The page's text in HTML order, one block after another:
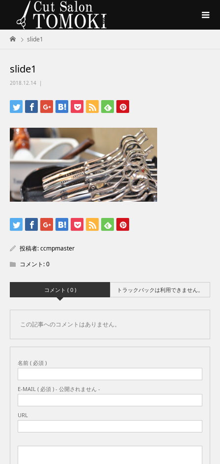
slide1
slide1
2018.12.14
投稿者:ccmpmaster
コメント:0
コメント ( 0 ) トラックバックは利用できません。
この記事へのコメントはありません。
名前 ( 必須 )
E-MAIL ( 必須 ) - 公開されません -
URL